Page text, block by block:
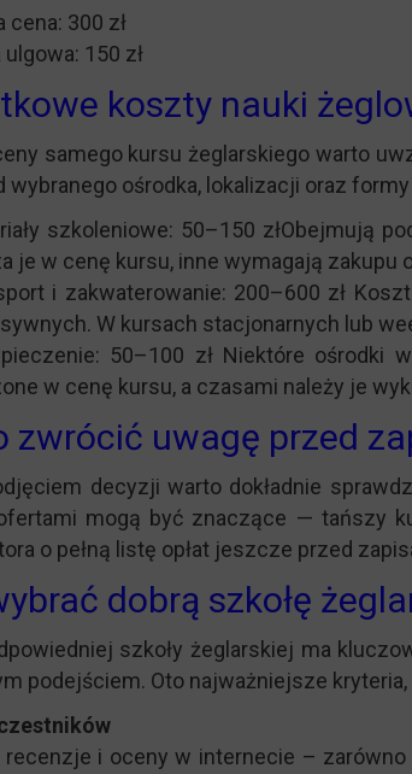
cena: 300 zł
ulgowa: 150 zł
koszty nauki
samego kursu żeglarskiego warto
wybranego ośrodka, lokalizacji oraz
szkoleniowe: 50–150 złObejmują
je w cenę kursu, inne wymagają zakupu
i zakwaterowanie: 200–600 zł
W kursach stacjonarnych lub
50–100 zł Niektóre ośrodki
w cenę kursu, a czasami należy je
zwrócić uwagę przed
decyzji warto dokładnie
mogą być znaczące — tańszy
o pełną listę opłat jeszcze przed
dobrą szkołę
szkoły żeglarskiej ma
podejściem. Oto najważniejsze
recenzje i oceny w internecie – zarówno